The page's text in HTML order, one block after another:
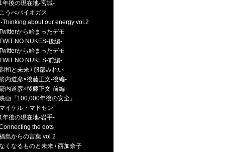
1年後の現在地-宮城-
こうべバイオガス
about our energy vol.2
から始まったデモ
NO NUKES-後編-
から始まったデモ
NO NUKES-前編-
和と未来 / 服部みれい
内道彦×後藤正文-後編-
内道彦×後藤正文-前編-
画『100,000年後の安全』
イケル・マドセン
1年後の現在地-岩手-
the dots
島からの言葉 vol 2
くなるものと未来 / 西加奈子